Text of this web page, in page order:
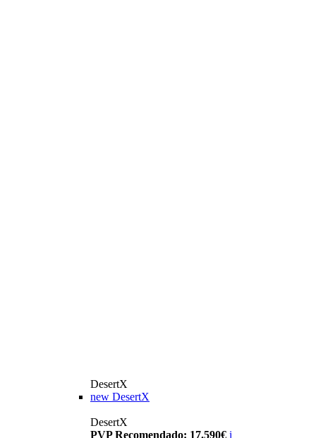
DesertX
new DesertX
DesertX
PVP Recomendado: 17.590€ i